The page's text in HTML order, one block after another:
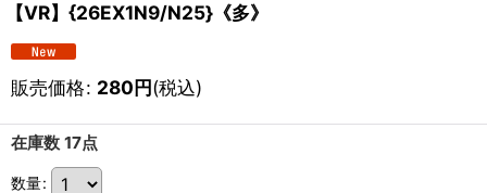
【VR】{26EX1N9/N25}《多》
販売価格: 280円(税込)
在庫数 17点
数量: